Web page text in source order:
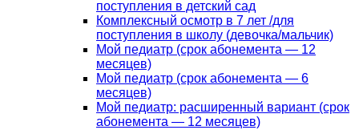
поступления в детский сад
Комплексный осмотр в 7 лет /для
поступления в школу (девочка/мальчик)
Мой педиатр (срок абонемента — 12
месяцев)
Мой педиатр (срок абонемента — 6
месяцев)
Мой педиатр: расширенный вариант (срок
абонемента — 12 месяцев)